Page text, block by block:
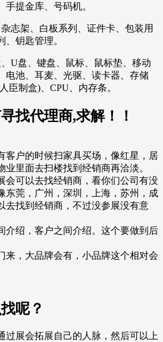
提金库、号码机。
志架、白板系列、证件卡、包装用
钥匙管理。
U盘、键盘、鼠标、鼠标垫、移动
电池、耳麦、光驱、读卡器、存储
臣制盒)、CPU、内存条。
找代理商,求解！！
客户的时候扫家具买场，像红星，居
里面去扫楼找到经销商再洽淡。
会可以去找经销商，看你们公司有没
东莞，广州，深圳，上海，苏州，成
去找到经销商，不过没参展没有意
介绍，客户之间介绍。这个要做到后
来，大品牌会有，小品牌这个相对会
呢？
过展会拓展自己的人脉，然后可以上